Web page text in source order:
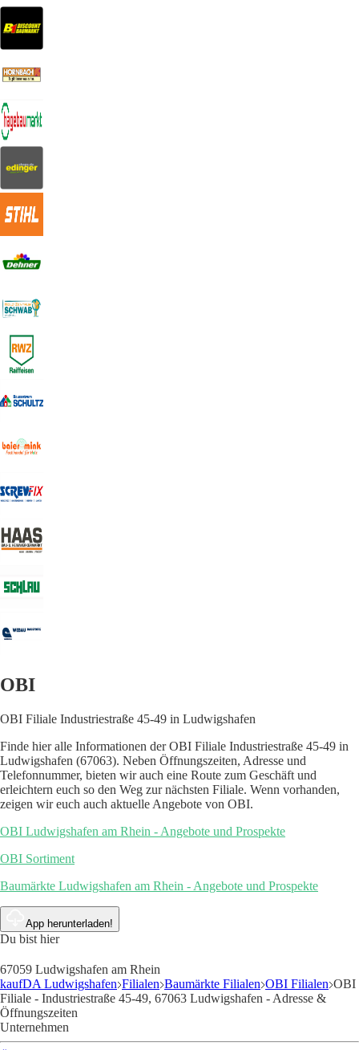
OBI
OBI Filiale Industriestraße 45-49 in Ludwigshafen
Finde hier alle Informationen der OBI Filiale Industriestraße 45-49 in
Ludwigshafen (67063). Neben Öffnungszeiten, Adresse und
Telefonnummer, bieten wir auch eine Route zum Geschäft und
erleichtern euch so den Weg zur nächsten Filiale. Wenn vorhanden,
zeigen wir euch auch aktuelle Angebote von OBI.
OBI Ludwigshafen am Rhein - Angebote und Prospekte
OBI Sortiment
Baumärkte Ludwigshafen am Rhein - Angebote und Prospekte
App herunterladen!
Du bist hier
67059 Ludwigshafen am Rhein
kaufDA Ludwigshafen Filialen Baumärkte Filialen OBI Filialen OBI
Filiale - Industriestraße 45-49, 67063 Ludwigshafen - Adresse &
Öffnungszeiten
Unternehmen